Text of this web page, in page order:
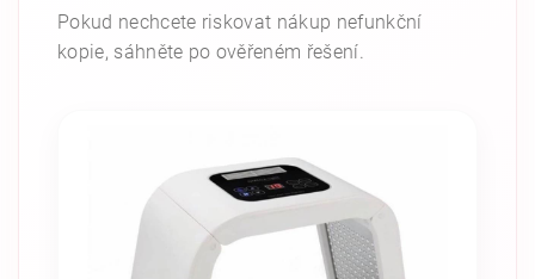
Pokud nechcete riskovat nákup nefunkční
kopie, sáhněte po ověřeném řešení.